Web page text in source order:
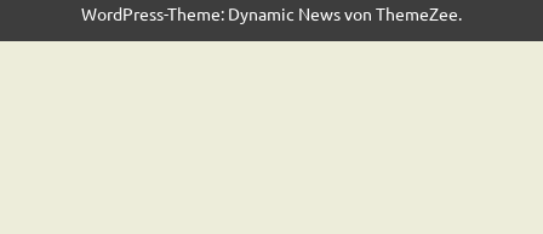
WordPress-Theme: Dynamic News von ThemeZee.